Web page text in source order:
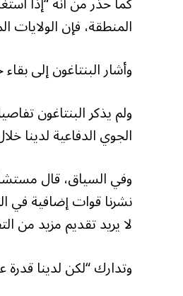
المنطقة، فإن الولايات
وأشار البنتاغون إلى
ولم يذكر البنتاغون
الجوي الدفاعية لدينا
وفي السياق، قال
نشرنا قوات إضافية في
لا يريد تقديم مزيد من
وتدارك “لكن لدينا